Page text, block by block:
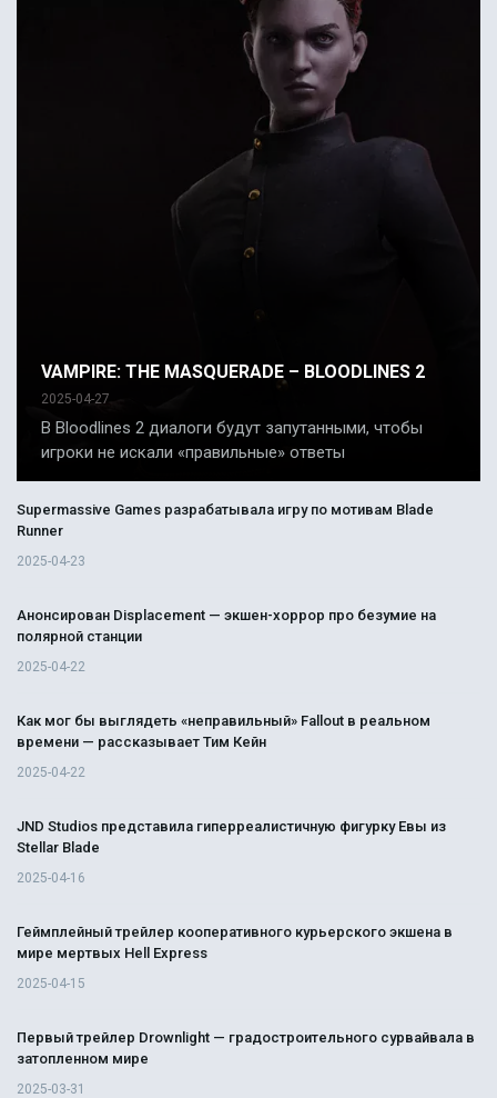
VAMPIRE: THE MASQUERADE – BLOODLINES 2
2025-04-27
В Bloodlines 2 диалоги будут запутанными, чтобы
игроки не искали «правильные» ответы
Supermassive Games разрабатывала игру по мотивам Blade
Runner
2025-04-23
Анонсирован Displacement — экшен-хоррор про безумие на
полярной станции
2025-04-22
Как мог бы выглядеть «неправильный» Fallout в реальном
времени — рассказывает Тим Кейн
2025-04-22
JND Studios представила гиперреалистичную фигурку Евы из
Stellar Blade
2025-04-16
Геймплейный трейлер кооперативного курьерского экшена в
мире мертвых Hell Express
2025-04-15
Первый трейлер Drownlight — градостроительного сурвайвала в
затопленном мире
2025-03-31